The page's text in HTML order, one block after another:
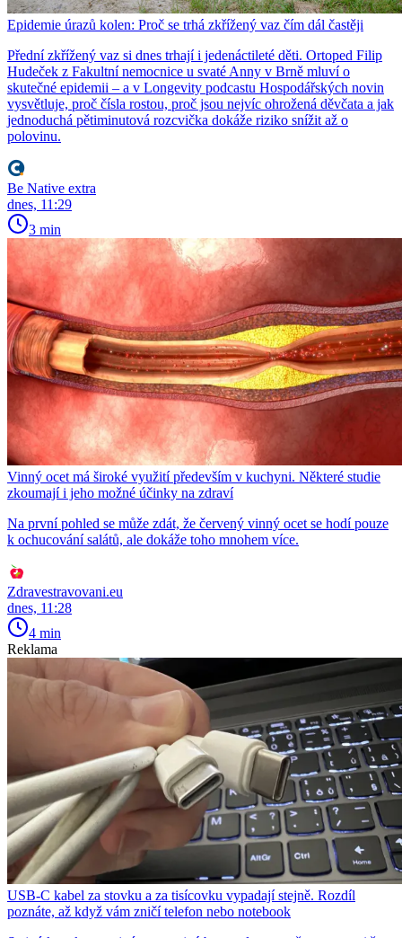
Epidemie úrazů kolen: Proč se trhá zkřížený vaz čím dál častěji
Přední zkřížený vaz si dnes trhají i jedenáctileté děti. Ortoped Filip
Hudeček z Fakultní nemocnice u svaté Anny v Brně mluví o
skutečné epidemii – a v Longevity podcastu Hospodářských novin
vysvětluje, proč čísla rostou, proč jsou nejvíc ohrožená děvčata a jak
jednoduchá pětiminutová rozcvička dokáže riziko snížit až o
polovinu.
Be Native extra
dnes, 11:29
3 min
Vinný ocet má široké využití především v kuchyni. Některé studie
zkoumají i jeho možné účinky na zdraví
Na první pohled se může zdát, že červený vinný ocet se hodí pouze
k ochucování salátů, ale dokáže toho mnohem více.
Zdravestravovani.eu
dnes, 11:28
4 min
Reklama
USB-C kabel za stovku a za tisícovku vypadají stejně. Rozdíl
poznáte, až když vám zničí telefon nebo notebook